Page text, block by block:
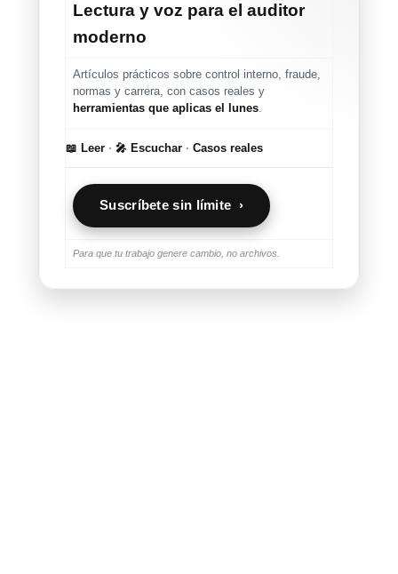
Lectura y voz para el auditor
moderno
Artículos prácticos sobre control interno, fraude,
normas y carrera, con casos reales y
herramientas que aplicas el lunes.
📖 Leer · 🎤 Escuchar · Casos reales
Suscríbete sin límite ›
Para que tu trabajo genere cambio, no archivos.